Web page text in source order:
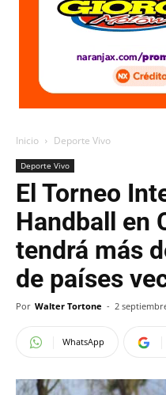
Inicio Deporte Vivo
Deporte Vivo
El Torneo
Handball en
tendrá más
de países
Por Walter Tortone - 2
WhatsApp